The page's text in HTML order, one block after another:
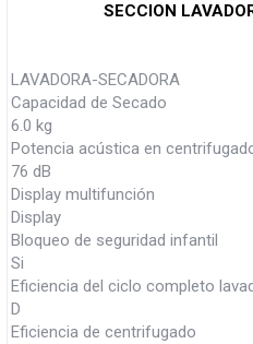
SECCION
LAVADORA-SECADORA
Capacidad de Secado
6.0 kg
Potencia acústica en
76 dB
Display multifunción
Display
Bloqueo de seguridad infantil
Si
Eficiencia del ciclo completo
D
Eficiencia de centrifugado